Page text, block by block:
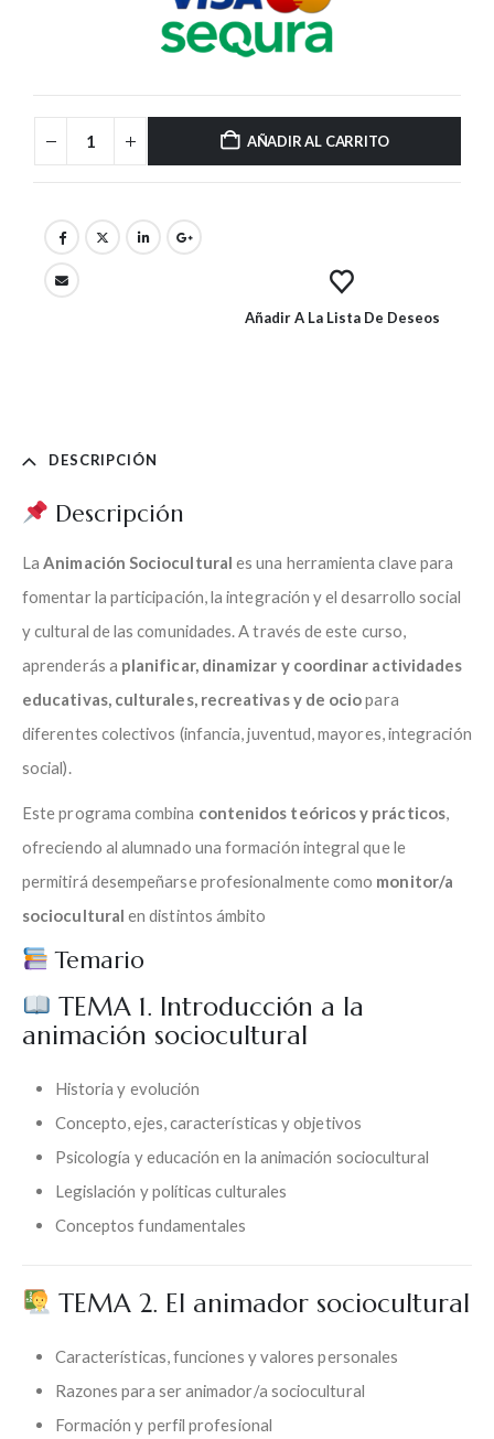
AÑADIR AL CARRITO
Añadir A La Lista De Deseos
DESCRIPCIÓN
Descripción
LaAnimación Sociocultural es una herramienta clave para
fomentar la participación, la integración y el desarrollo social
y cultural de las comunidades. A través de este curso,
aprenderás a planificar, dinamizar y coordinar actividades
educativas, culturales, recreativas y de ociopara
diferentes colectivos (infancia, juventud, mayores, integración
social).
Este programa combina contenidos teóricos y prácticos,
ofreciendo al alumnado una formación integral que le
permitirá desempeñarse profesionalmente como monitor/a
sociocultural en distintos ámbito
Temario
TEMA 1. Introducción a la
animación sociocultural
Historia y evolución
Concepto, ejes, características y objetivos
Psicología y educación en la animación sociocultural
Legislación y políticas culturales
Conceptos fundamentales
TEMA 2. El animador sociocultural
Características, funciones y valores personales
Razones para ser animador/a sociocultural
Formación y perfil profesional